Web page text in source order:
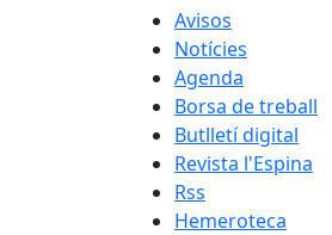
Avisos
Notícies
Agenda
Borsa de treball
Butlletí digital
Revista l'Espina
Rss
Hemeroteca